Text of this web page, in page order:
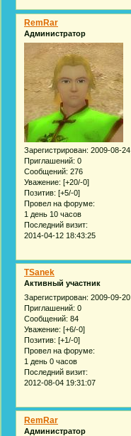
RemRar
Администратор
Зарегистрирован: 2009-08-24
Приглашений: 0
Сообщений: 276
Уважение: [+20/-0]
Позитив: [+5/-0]
Провел на форуме:
1 день 10 часов
Последний визит:
2014-04-12 18:43:25
TSanek
Активный участник
Зарегистрирован: 2009-09-20
Приглашений: 0
Сообщений: 84
Уважение: [+6/-0]
Позитив: [+1/-0]
Провел на форуме:
1 день 0 часов
Последний визит:
2012-08-04 19:31:07
RemRar
Администратор